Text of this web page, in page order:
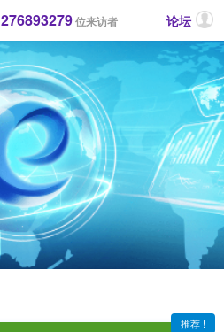
276893279位来访者 论坛
推荐 !